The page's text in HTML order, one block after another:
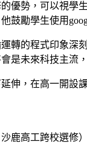
優勢，可以視學
鼓勵學生使用
轉的程式印象深
是未來科技主流
伸，在高一開設
鹿高工跨校選修）